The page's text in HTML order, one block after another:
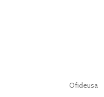
Ofideusa